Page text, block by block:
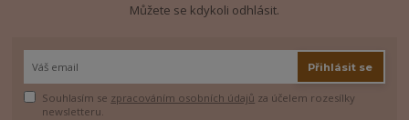
Můžete se kdykoli odhlásit.
Přihlásit se
Souhlasím se zpracováním osobních údajů za účelem rozesílky
newsletteru.